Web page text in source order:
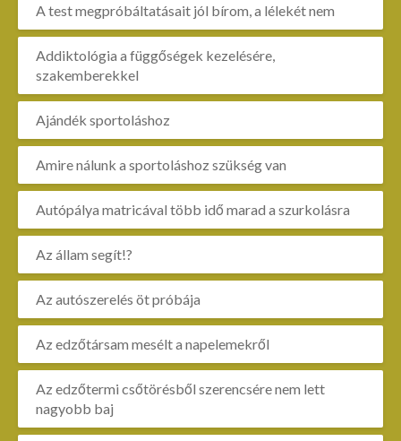
A test megpróbáltatásait jól bírom, a lélekét nem
Addiktológia a függőségek kezelésére,
szakemberekkel
Ajándék sportoláshoz
Amire nálunk a sportoláshoz szükség van
Autópálya matricával több idő marad a szurkolásra
Az állam segít!?
Az autószerelés öt próbája
Az edzőtársam mesélt a napelemekről
Az edzőtermi csőtörésből szerencsére nem lett
nagyobb baj